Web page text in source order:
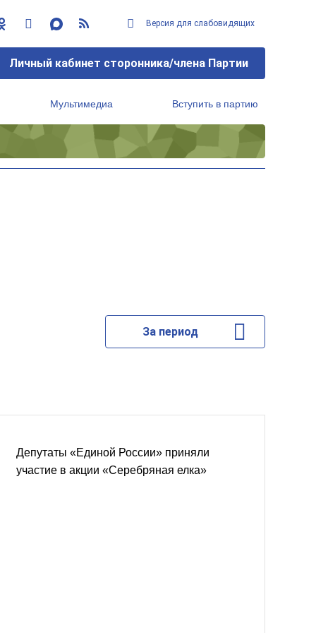
Версия для слабовидящих
Личный кабинет сторонника/члена Партии
Мультимедиа Вступить в партию
За период
Депутаты «Единой России» приняли
участие в акции «Серебряная елка»